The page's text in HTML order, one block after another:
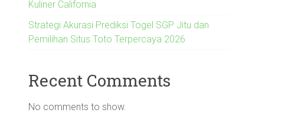
Kuliner California
Strategi Akurasi Prediksi Togel SGP Jitu dan
Pemilihan Situs Toto Terpercaya 2026
Recent Comments
No comments to show.